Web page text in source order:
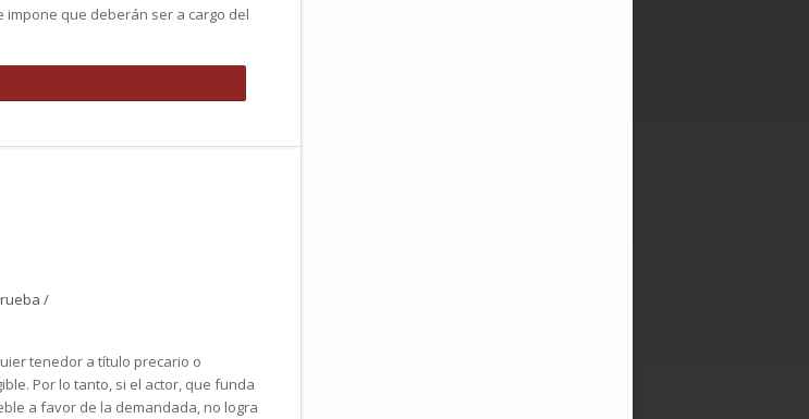
que deberán ser a cargo del
/
tenedor a título precario o
Por lo tanto, si el actor, que funda
a favor de la demandada, no logra